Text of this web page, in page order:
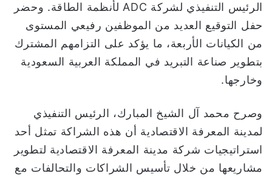
الرئيس التنفيذي لشركة ADC لأنظمة الطاقة. وحضر
حفل التوقيع العديد من الموظفين رفيعي المستوى
من الكيانات الأربعة، ما يؤكد على التزامهم المشترك
بتطوير صناعة التبريد في المملكة العربية السعودية
وخارجها.
وصرح محمد آل الشيخ المبارك، الرئيس التنفيذي
لمدينة المعرفة الاقتصادية أن هذه الشراكة تمثل أحد
استراتيجيات شركة مدينة المعرفة الاقتصادية لتطوير
مشاريعها من خلال تأسيس الشراكات والتحالفات مع